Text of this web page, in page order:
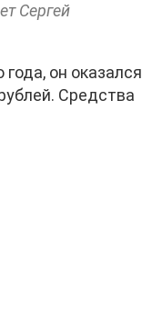
Сергей
он оказался
Средства